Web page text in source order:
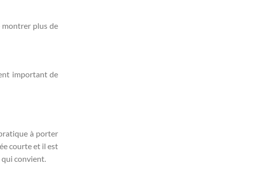
montrer plus de
important de
à porter
courte et il est
convient.